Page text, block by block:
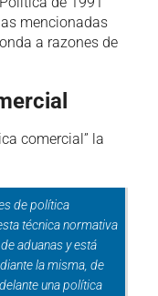
mencionadas
a razones de
comercial” la
de política
técnica normativa
aduanas y está
la misma, de
una política